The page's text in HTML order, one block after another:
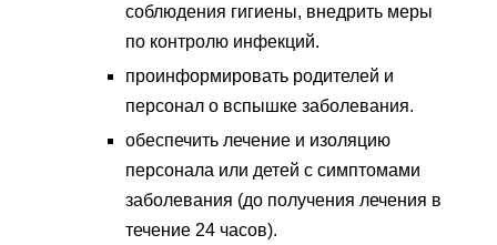
соблюдения гигиены, внедрить меры
по контролю инфекций.
проинформировать родителей и
персонал о вспышке заболевания.
обеспечить лечение и изоляцию
персонала или детей с симптомами
заболевания (до получения лечения в
течение 24 часов).